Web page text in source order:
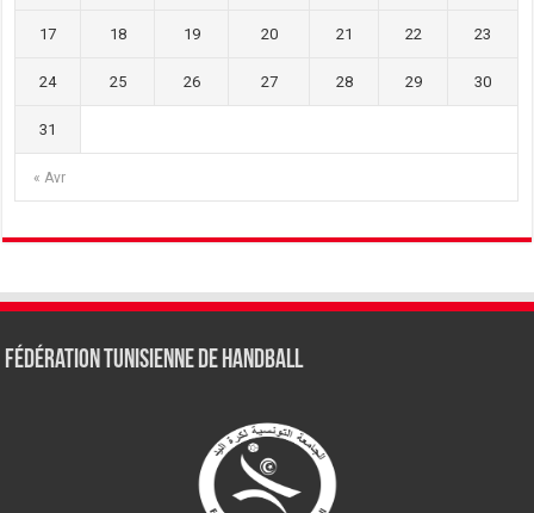
« Avr
17 18 19 20 21 22 23
24 25 26 27 28 29 30
31
Fédération tunisienne de Handball